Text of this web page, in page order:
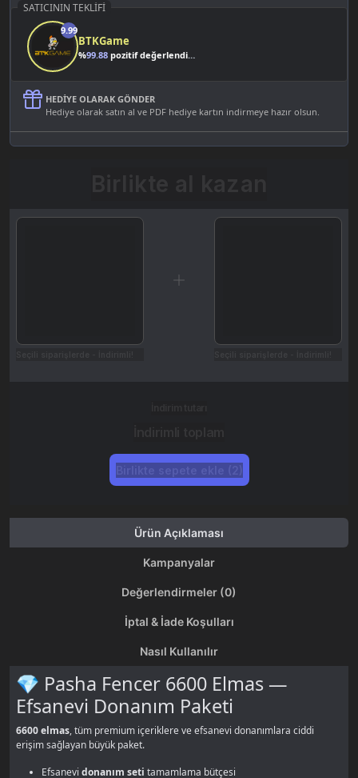
SATICININ TEKLIFI
9.99
BTKGame
%99.88 pozitif değerlendirme
HEDIYE OLARAK GÖNDER
Hediye olarak satın al ve PDF hediye kartın indirmeye hazır olsun.
Ürün Açıklaması
Kampanyalar
Değerlendirmeler (0)
İptal & İade Koşulları
Nasıl Kullanılır
💎 Pasha Fencer 6600 Elmas —
Efsanevi Donanım Paketi
6600 elmas, tüm premium içeriklere ve efsanevi donanımlara ciddi
erişim sağlayan büyük paket.
Efsanevi donanım seti tamamlama bütçesi